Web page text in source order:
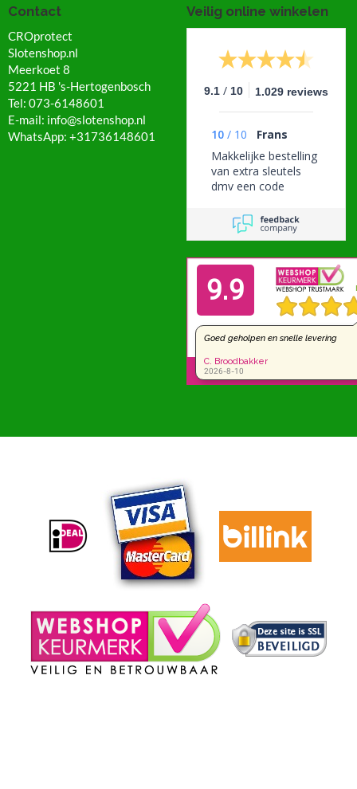
Contact
CROprotect
Slotenshop.nl
Meerkoet 8
5221 HB 's-Hertogenbosch
Tel: 073-6148601
E-mail: info@slotenshop.nl
WhatsApp: +31736148601
Veilig online winkelen
9.1 / 10 1.029 reviews
10 / 10
Frans
Makkelijke bestelling
van extra sleutels
dmv een code